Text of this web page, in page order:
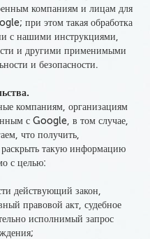
компаниям и лицам для
при этом такая обработка
с нашими инструкциями,
и другими применимыми
и безопасности.
компаниям, организациям
с Google, в том случае,
что получить,
раскрыть такую информацию
с целью:
действующий закон,
правовой акт, судебное
исполнимый запрос